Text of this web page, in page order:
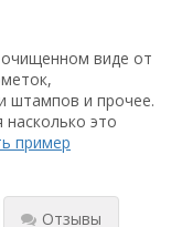
очищенном виде от
штампов и прочее.
насколько это
пример
Отзывы